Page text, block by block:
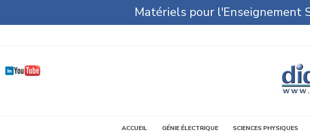
Matériels pour l'Enseignement
ACCUEIL GÉNIE ÉLECTRIQUE SCIENCES PHYSIQUES